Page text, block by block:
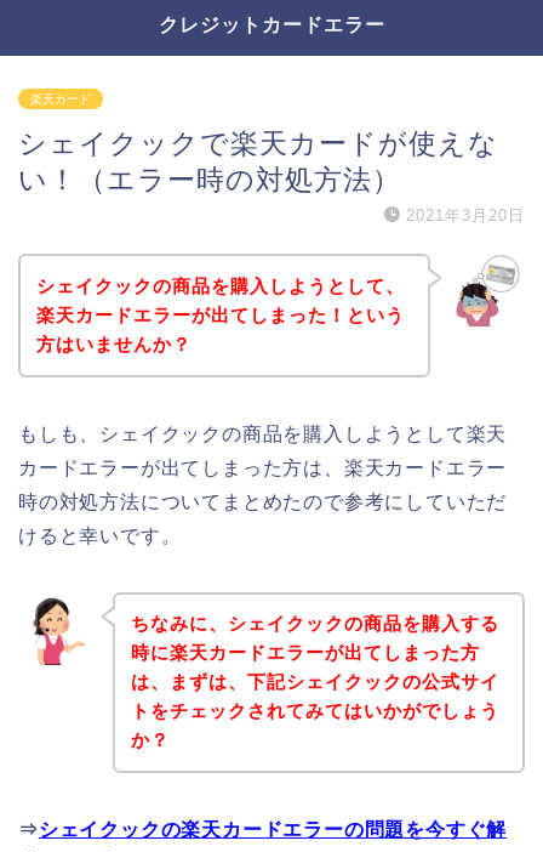
クレジットカードエラー
楽天カード
シェイクックで楽天カードが使えな
い！（エラー時の対処方法）
2021年3月20日
シェイクックの商品を購入しようとして、
楽天カードエラーが出てしまった！という
方はいませんか？
もしも、シェイクックの商品を購入しようとして楽天
カードエラーが出てしまった方は、楽天カードエラー
時の対処方法についてまとめたので参考にしていただ
けると幸いです。
ちなみに、シェイクックの商品を購入する
時に楽天カードエラーが出てしまった方
は、まずは、下記シェイクックの公式サイ
トをチェックされてみてはいかがでしょう
か？
⇒シェイクックの楽天カードエラーの問題を今すぐ解